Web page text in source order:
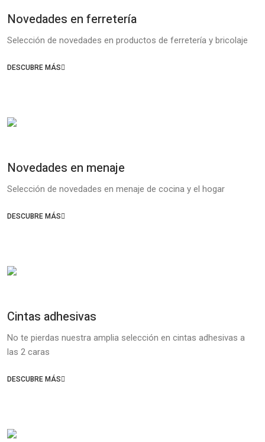
Novedades en ferretería
Selección de novedades en productos de ferretería y bricolaje
DESCUBRE MÁS
Novedades en menaje
Selección de novedades en menaje de cocina y el hogar
DESCUBRE MÁS
Cintas adhesivas
No te pierdas nuestra amplia selección en cintas adhesivas a
las 2 caras
DESCUBRE MÁS